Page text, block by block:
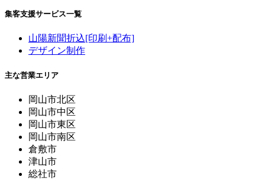
集客支援サービス一覧
山陽新聞折込[印刷+配布]
デザイン制作
主な営業エリア
岡山市北区
岡山市中区
岡山市東区
岡山市南区
倉敷市
津山市
総社市